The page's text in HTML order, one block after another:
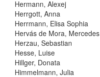
Hermann, Alexej
Herrgott, Anna
Herrmann, Elisa Sophia
Hervás de Mora, Mercedes
Herzau, Sebastian
Hesse, Luise
Hillger, Donata
Himmelmann, Julia